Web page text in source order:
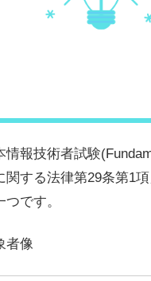
情報技術者試験
関する法律第29条第1
つです。
者像